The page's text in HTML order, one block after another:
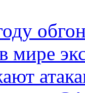
мире